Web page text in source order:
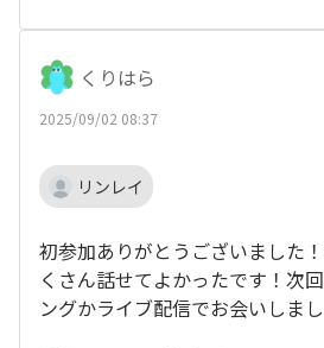
くりはら
2025/09/02 08:37
リンレイ
初参加ありがとうございました
くさん話せてよかったです！次
ングかライブ配信でお会いしまし